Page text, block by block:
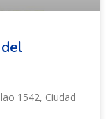
1542, Ciudad